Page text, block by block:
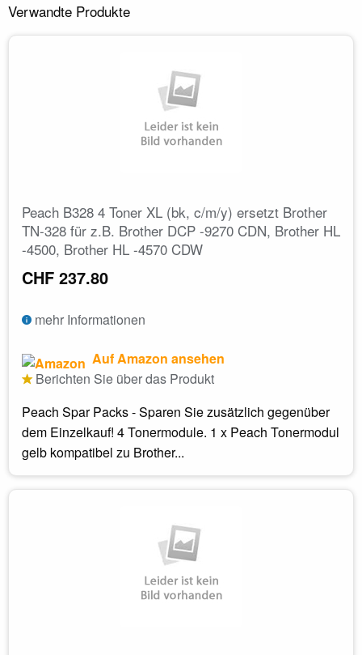
Verwandte Produkte
Peach B328 4 Toner XL (bk, c/m/y) ersetzt Brother
TN-328 für z.B. Brother DCP -9270 CDN, Brother HL
-4500, Brother HL -4570 CDW
CHF 237.80
mehr Informationen
Auf Amazon ansehen
Berichten Sie über das Produkt
Peach Spar Packs - Sparen Sie zusätzlich gegenüber
dem Einzelkauf! 4 Tonermodule. 1 x Peach Tonermodul
gelb kompatibel zu Brother...